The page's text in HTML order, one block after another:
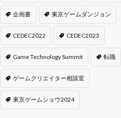
企画書 東京ゲームダンジョン
CEDEC2022 CEDEC2023
Game Technology Summit 転職
ゲームクリエイター相談室
東京ゲームショウ2024